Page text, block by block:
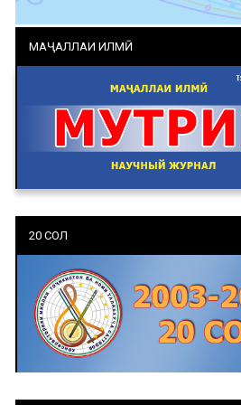
МАҶАЛЛАИ ИЛМӢ
20 СОЛ